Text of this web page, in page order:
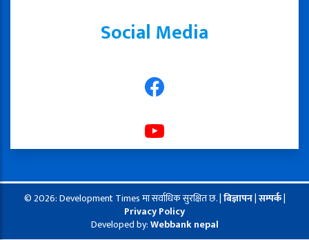
Social Media
© 2026: Development Times मा सर्वाधिक सुरक्षित छ. |बिज्ञापन|सम्पर्क|
Privacy Policy
Developed by:Webbank nepal